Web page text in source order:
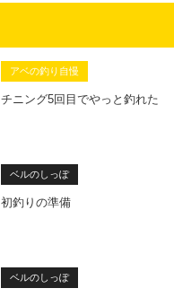
アベの釣り自慢
チニング5回目でやっと釣れた
ベルのしっぽ
初釣りの準備
ベルのしっぽ